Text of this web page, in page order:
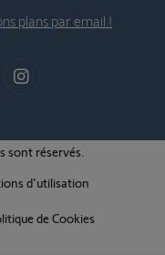
plans par email !
sont réservés.
d'utilisation
de Cookies